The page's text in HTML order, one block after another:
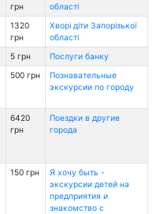
грн
області
1320
грн
Хворі діти Запорізької
області
5 грн Послуги банку
500 грн
Познавательные
экскурсии по городу
6420
грн
Поездки в другие
города
150 грн
Я хочу быть -
экскурсии детей на
предприятия и
знакомство с